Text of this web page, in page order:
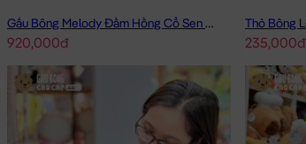
Gấu Bông Melody Đầm Hồng Cổ Sen Đeo Nơ
920,000đ 235,000đ